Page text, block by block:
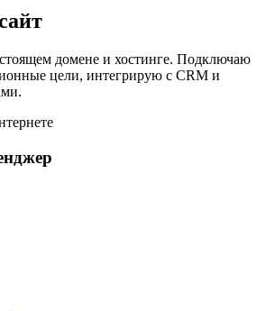
домене и хостинге. Подключаю
цели, интегрирую с CRM и